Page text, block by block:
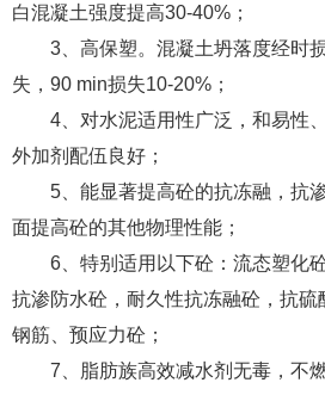
白混凝土强度提高30-40%；
3、高保塑。混凝土坍落度经时损
失，90 min损失10-20%；
4、对水泥适用性广泛，和易性
外加剂配伍良好；
5、能显著提高砼的抗冻融，抗渗
面提高砼的其他物理性能；
6、特别适用以下砼：流态塑化砼
抗渗防水砼，耐久性抗冻融砼，抗硫
钢筋、预应力砼；
7、脂肪族高效减水剂无毒，不